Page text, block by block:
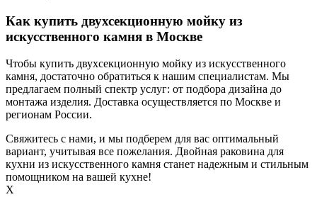
Как купить двухсекционную мойку из
искусственного камня в Москве
Чтобы купить двухсекционную мойку из искусственного
камня, достаточно обратиться к нашим специалистам. Мы
предлагаем полный спектр услуг: от подбора дизайна до
монтажа изделия. Доставка осуществляется по Москве и
регионам России.
Свяжитесь с нами, и мы подберем для вас оптимальный
вариант, учитывая все пожелания. Двойная раковина для
кухни из искусственного камня станет надежным и стильным
помощником на вашей кухне!
X